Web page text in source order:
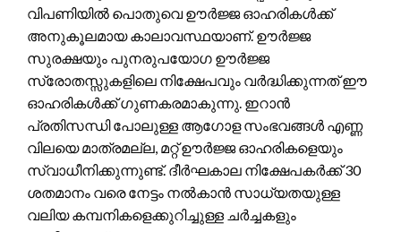
വിപണിയിൽ പൊതുവെ ഊർജ്ജ ഓഹരികൾക്ക്
അനുകൂലമായ കാലാവസ്ഥയാണ്. ഊർജ്ജ
സുരക്ഷയും പുനരുപയോഗ ഊർജ്ജ
സ്രോതസ്സുകളിലെ നിക്ഷേപവും വർദ്ധിക്കുന്നത് ഈ
ഓഹരികൾക്ക് ഗുണകരമാകുന്നു. ഇറാൻ
പ്രതിസന്ധി പോലുള്ള ആഗോള സംഭവങ്ങൾ എണ്ണ
വിലയെ മാത്രമല്ല, മറ്റ് ഊർജ്ജ ഓഹരികളെയും
സ്വാധീനിക്കുന്നുണ്ട്. ദീർഘകാല നിക്ഷേപകർക്ക് 30
ശതമാനം വരെ നേട്ടം നൽകാൻ സാധ്യതയുള്ള
വലിയ കമ്പനികളെക്കുറിച്ചുള്ള ചർച്ചകളും